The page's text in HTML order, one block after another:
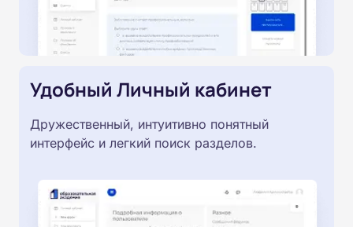
Удобный Личный кабинет
Дружественный, интуитивно понятный
интерфейс и легкий поиск разделов.